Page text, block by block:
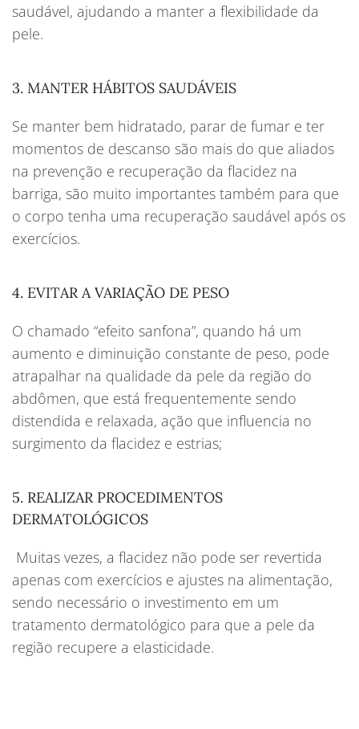
saudável, ajudando a manter a flexibilidade da
pele.
3. MANTER HÁBITOS SAUDÁVEIS
Se manter bem hidratado, parar de fumar e ter
momentos de descanso são mais do que aliados
na prevenção e recuperação da flacidez na
barriga, são muito importantes também para que
o corpo tenha uma recuperação saudável após os
exercícios.
4. EVITAR A VARIAÇÃO DE PESO
O chamado “efeito sanfona”, quando há um
aumento e diminuição constante de peso, pode
atrapalhar na qualidade da pele da região do
abdômen, que está frequentemente sendo
distendida e relaxada, ação que influencia no
surgimento da flacidez e estrias;
5. REALIZAR PROCEDIMENTOS
DERMATOLÓGICOS
Muitas vezes, a flacidez não pode ser revertida
apenas com exercícios e ajustes na alimentação,
sendo necessário o investimento em um
tratamento dermatológico para que a pele da
região recupere a elasticidade.